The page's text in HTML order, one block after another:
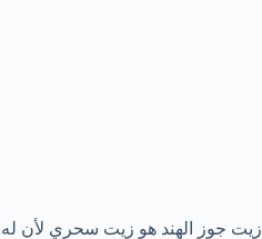
زيت جوز الهند هو زيت سحري لأن له